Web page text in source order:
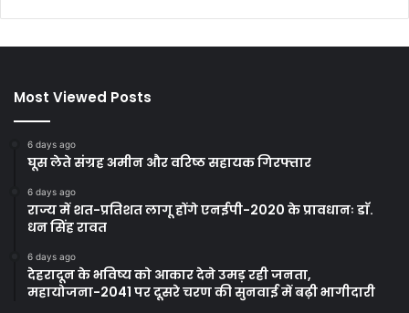
Most Viewed Posts
6 days ago
घूस लेते संग्रह अमीन और वरिष्ठ सहायक गिरफ्तार
6 days ago
राज्य में शत-प्रतिशत लागू होंगे एनईपी-2020 के प्रावधानः डाॅ.
धन सिंह रावत
6 days ago
देहरादून के भविष्य को आकार देने उमड़ रही जनता,
महायोजना-2041 पर दूसरे चरण की सुनवाई में बढ़ी भागीदारी